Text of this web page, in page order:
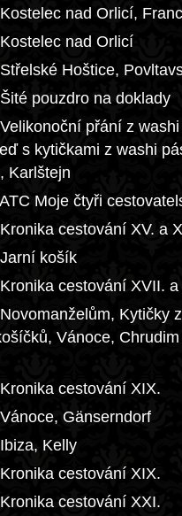
nad Orlicí,
nad Orlicí
Hoštice,
pouzdro na doklady
přání z
s kytičkami z washi
Karlštejn
Moje čtyři
cestování XV. a
košík
cestování XVII. a
Kytičky z
Vánoce,
cestování XIX.
Gänserndorf
Kelly
cestování XIX.
cestování XXI.